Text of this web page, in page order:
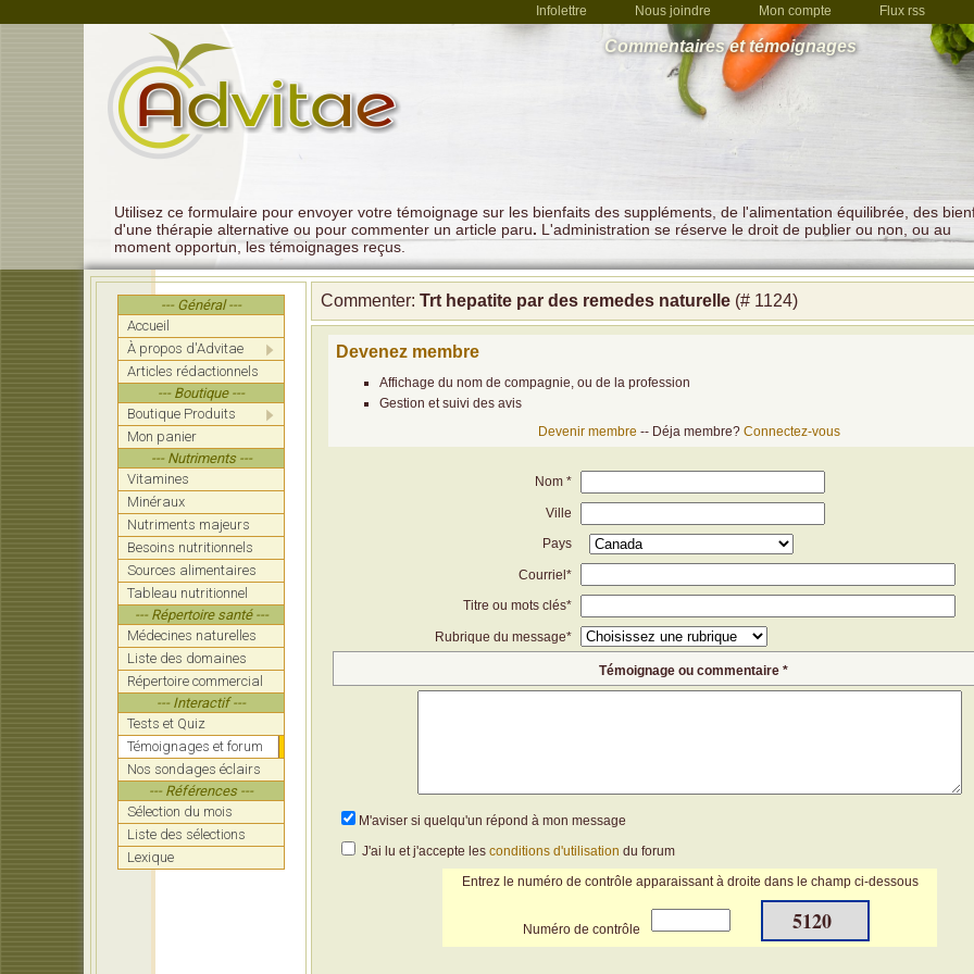
Infolettre Nous joindre Mon compte Flux rss
Commentaires et témoignages
Utilisez ce formulaire pour envoyer votre témoignage sur les bienfaits des suppléments, de l'alimentation équilibrée, des
d'une thérapie alternative ou pour commenter un article paru. L'administration se réserve le droit de publier ou non, ou au
moment opportun, les témoignages reçus.
--- Général ---
Accueil
À propos d'Advitae
Articles rédactionnels
--- Boutique ---
Boutique Produits
Mon panier
--- Nutriments ---
Vitamines
Minéraux
Nutriments majeurs
Besoins nutritionnels
Sources alimentaires
Tableau nutritionnel
--- Répertoire santé ---
Médecines naturelles
Liste des domaines
Répertoire commercial
--- Interactif ---
Tests et Quiz
Témoignages et forum
Nos sondages éclairs
--- Références ---
Sélection du mois
Liste des sélections
Lexique
Commenter: Trt hepatite par des remedes naturelle (# 1124)
Devenez membre
Affichage du nom de compagnie, ou de la profession
Gestion et suivi des avis
Devenir membre -- Déja membre?Connectez-vous
Nom *
Ville
Pays
Courriel*
Titre ou mots clés*
Rubrique du message*
Témoignage ou commentaire *
M'aviser si quelqu'un répond à mon message
J'ai lu et j'accepte les conditions d'utilisation du forum
Entrez le numéro de contrôle apparaissant à droite dans le champ ci-dessous
Numéro de contrôle 5120